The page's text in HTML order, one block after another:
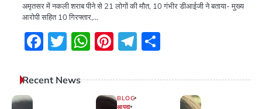
अमृतसर में नकली शराब पीने से 21 लोगों की मौत, 10 गंभीर डीआईजी ने बताया- मुख्य
आरोपी सहित 10 गिरफ्तार,…
Facebook
Twitter
WhatsApp
Pinterest
Telegram
Recent News
BLOG
आपदा